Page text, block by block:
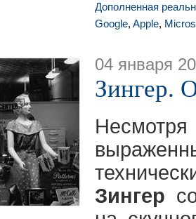
Дополненная
Google, Apple,
04 января
Зингер.
Зингер